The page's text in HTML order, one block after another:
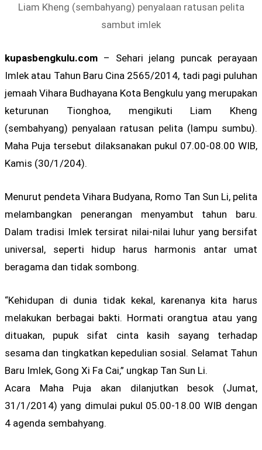
Liam Kheng (sembahyang) penyalaan ratusan pelita
sambut imlek
kupasbengkulu.com – Sehari jelang puncak perayaan
Imlek atau Tahun Baru Cina 2565/2014, tadi pagi puluhan
jemaah Vihara Budhayana Kota Bengkulu yang merupakan
keturunan Tionghoa, mengikuti Liam Kheng
(sembahyang) penyalaan ratusan pelita (lampu sumbu).
Maha Puja tersebut dilaksanakan pukul 07.00-08.00 WIB,
Kamis (30/1/204).
Menurut pendeta Vihara Budyana, Romo Tan Sun Li, pelita
melambangkan penerangan menyambut tahun baru.
Dalam tradisi Imlek tersirat nilai-nilai luhur yang bersifat
universal, seperti hidup harus harmonis antar umat
beragama dan tidak sombong.
“Kehidupan di dunia tidak kekal, karenanya kita harus
melakukan berbagai bakti. Hormati orangtua atau yang
dituakan, pupuk sifat cinta kasih sayang terhadap
sesama dan tingkatkan kepedulian sosial. Selamat Tahun
Baru Imlek, Gong Xi Fa Cai,” ungkap Tan Sun Li.
Acara Maha Puja akan dilanjutkan besok (Jumat,
31/1/2014) yang dimulai pukul 05.00-18.00 WIB dengan
4 agenda sembahyang.